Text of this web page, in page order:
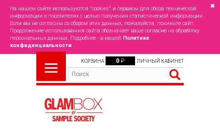
На нашем сайте используются "cookies" и сервисы для сбора технической
информации о посетителях с целью получения статистической информации.
Если вы не согласны со сбором этих данных, пожалуйста, покиньте сайт.
Продолжение использования сайта обозначает ваше согласие на обработку
персональных данных. Подробнее - в нашей Политике
конфиденциальности
✖
КОРЗИНА 0 ₽ ЛИЧНЫЙ КАБИНЕТ